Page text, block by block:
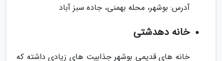
آدرس: بوشهر، محله بهمنی، جاده سبز آباد
خانه دهدشتی
خانه های قدیمی بوشهر جذابیت های زیادی داشته که